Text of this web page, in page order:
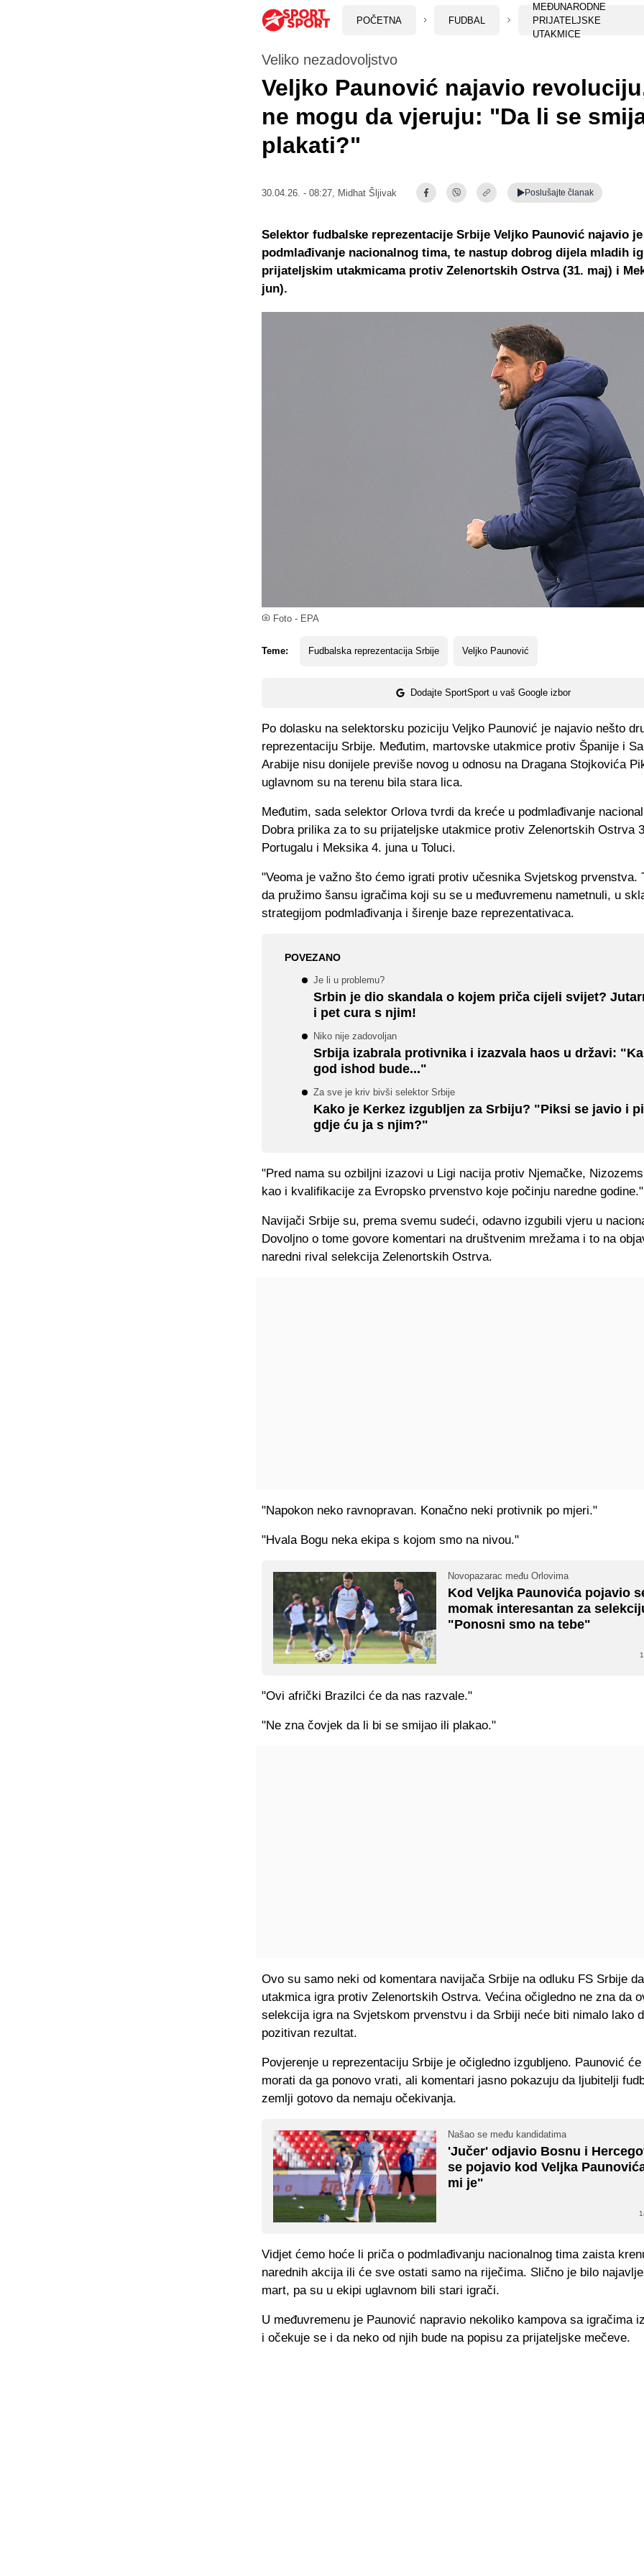
POČETNA FUDBAL
MEĐUNARODNE
PRIJATELJSKE
UTAKMICE
Foto - EPA
Veliko nezadovoljstvo
Veljko Paunović najavio
ne mogu da vjeruju: "Da li se
plakati?"
30.04.26. - 08:27, Midhat Šljivak Poslušajte članak
Teme: Fudbalska reprezentacija Srbije Veljko Paunović
Dodajte SportSport u vaš Google izbor
Selektor fudbalske reprezentacije Srbije Veljko Paunović najavio je
podmlađivanje nacionalnog tima, te nastup dobrog dijela mladih
prijateljskim utakmicama protiv Zelenortskih Ostrva (31. maj) i
jun).
Po dolasku na selektorsku poziciju Veljko Paunović je najavio nešto
reprezentaciju Srbije. Međutim, martovske utakmice protiv Španije i
Arabije nisu donijele previše novog u odnosu na Dragana Stojkovića
uglavnom su na terenu bila stara lica.
Međutim, sada selektor Orlova tvrdi da kreće u podmlađivanje
Dobra prilika za to su prijateljske utakmice protiv Zelenortskih Ostrva
Portugalu i Meksika 4. juna u Toluci.
"Veoma je važno što ćemo igrati protiv učesnika Svjetskog prvenstva.
da pružimo šansu igračima koji su se u međuvremenu nametnuli, u
strategijom podmlađivanja i širenje baze reprezentativaca.
POVEZANO
Je li u problemu?
Srbin je dio skandala o kojem priča cijeli svijet?
i pet cura s njim!
Niko nije zadovoljan
Srbija izabrala protivnika i izazvala haos u državi:
god ishod bude..."
Za sve je kriv bivši selektor Srbije
Kako je Kerkez izgubljen za Srbiju? "Piksi se javio i
gdje ću ja s njim?"
"Pred nama su ozbiljni izazovi u Ligi nacija protiv Njemačke,
kao i kvalifikacije za Evropsko prvenstvo koje počinju naredne godine."
Navijači Srbije su, prema svemu sudeći, odavno izgubili vjeru u
Dovoljno o tome govore komentari na društvenim mrežama i to na
naredni rival selekcija Zelenortskih Ostrva.
"Napokon neko ravnopravan. Konačno neki protivnik po mjeri."
"Hvala Bogu neka ekipa s kojom smo na nivou."
Novopazarac među Orlovima
Kod Veljka Paunovića pojavio
momak interesantan za
"Ponosni smo na tebe"
"Ovi afrički Brazilci će da nas razvale."
"Ne zna čovjek da li bi se smijao ili plakao."
Ovo su samo neki od komentara navijača Srbije na odluku FS Srbije
utakmica igra protiv Zelenortskih Ostrva. Većina očigledno ne zna da
selekcija igra na Svjetskom prvenstvu i da Srbiji neće biti nimalo lako
pozitivan rezultat.
Povjerenje u reprezentaciju Srbije je očigledno izgubljeno. Paunović
morati da ga ponovo vrati, ali komentari jasno pokazuju da ljubitelji
zemlji gotovo da nemaju očekivanja.
Našao se među kandidatima
'Jučer' odjavio Bosnu i
se pojavio kod Veljka
mi je"
Vidjet ćemo hoće li priča o podmlađivanju nacionalnog tima zaista
narednih akcija ili će sve ostati samo na riječima. Slično je bilo
mart, pa su u ekipi uglavnom bili stari igrači.
U međuvremenu je Paunović napravio nekoliko kampova sa igračima
i očekuje se i da neko od njih bude na popisu za prijateljske mečeve.